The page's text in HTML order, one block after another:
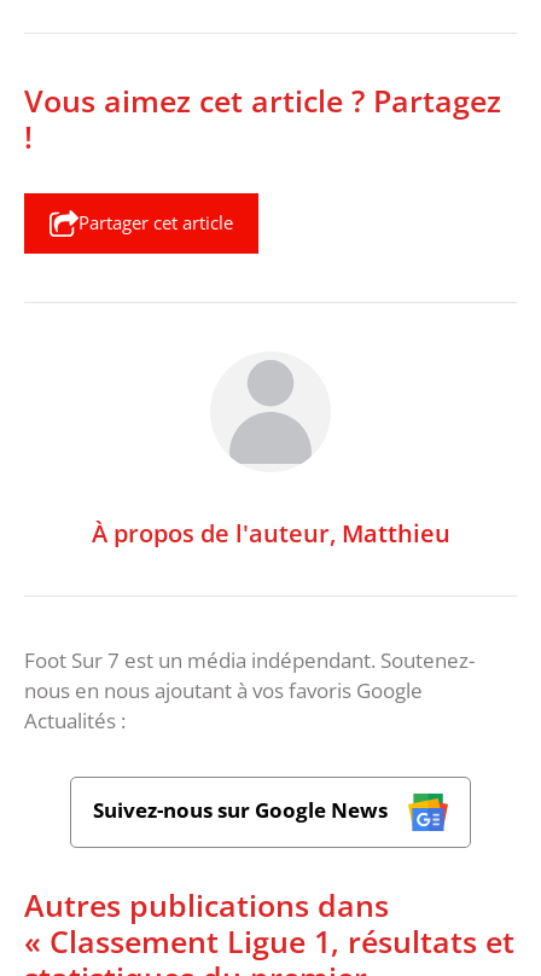
Vous aimez cet article ? Partagez
!
Partager cet article
À propos de l'auteur, Matthieu
Foot Sur 7 est un média indépendant. Soutenez-
nous en nous ajoutant à vos favoris Google
Actualités :
Suivez-nous sur Google News
Autres publications dans
« Classement Ligue 1, résultats et